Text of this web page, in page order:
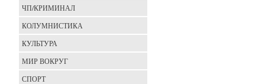
ЧП/КРИМИНАЛ
КОЛУМНИСТИКА
КУЛЬТУРА
МИР ВОКРУГ
СПОРТ